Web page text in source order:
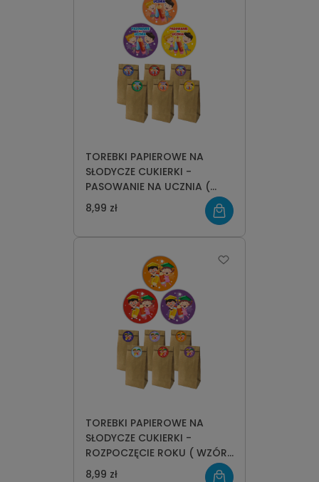
TOREBKI PAPIEROWE NA
SŁODYCZE CUKIERKI -
PASOWANIE NA UCZNIA (
WZÓR 1)
8,99 zł
TOREBKI PAPIEROWE NA
SŁODYCZE CUKIERKI -
ROZPOCZĘCIE ROKU ( WZÓR
3)
8,99 zł